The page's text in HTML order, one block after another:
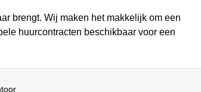
brengt. Wij maken het makkelijk om een
huurcontracten beschikbaar voor een